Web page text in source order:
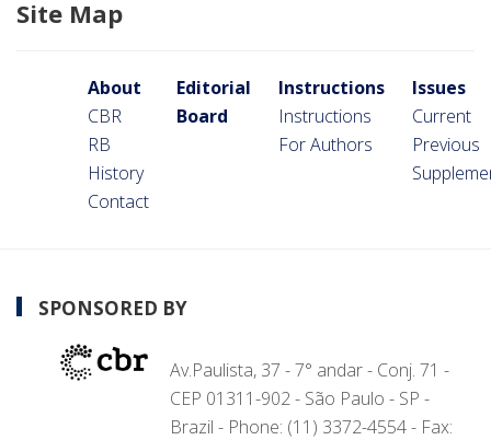
Site Map
About
CBR
RB
History
Contact
Editorial
Board
Instructions
Instructions
For Authors
Issues
Current
Previous
SPONSORED BY
Av.Paulista, 37 - 7° andar - Conj. 71 -
CEP 01311-902 - São Paulo - SP -
Brazil - Phone: (11) 3372-4554 - Fax: